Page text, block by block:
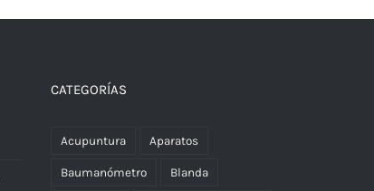
CATEGORÍAS
Acupuntura Aparatos
Baumanómetro Blanda